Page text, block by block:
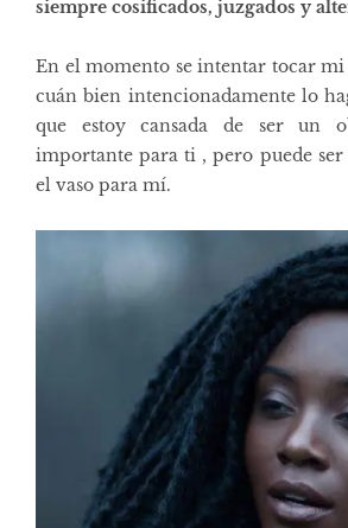
siempre cosificados, juzgados y
En el momento se intentar tocar
cuán bien intencionadamente lo
que estoy cansada de ser un
importante para ti , pero puede ser
el vaso para mí.